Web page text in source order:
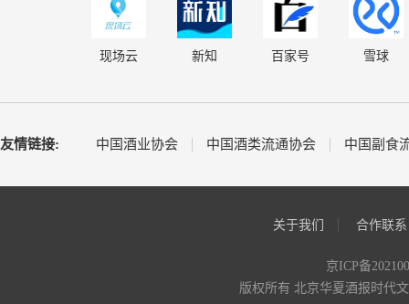
现场云 新知 百家号 雪球
友情链接: 中国酒业协会 中国酒类流通协会 中国副食
关于我们 合作联系
京ICP备
版权所有 北京华夏酒报时代文